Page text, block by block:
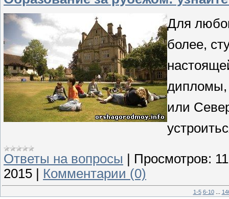
Для
более,
дипломы,
или
Ответы на вопросы | Просмотров:
2015 | Комментарии (0)
1-5 6-10